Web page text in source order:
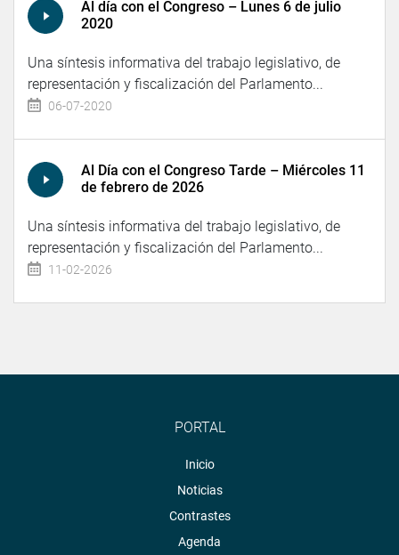
Al día con el Congreso – Lunes 6 de julio
2020
Una síntesis informativa del trabajo legislativo, de
representación y fiscalización del Parlamento...
06-07-2020
Al Día con el Congreso Tarde – Miércoles 11
de febrero de 2026
Una síntesis informativa del trabajo legislativo, de
representación y fiscalización del Parlamento...
11-02-2026
PORTAL
Inicio
Noticias
Contrastes
Agenda